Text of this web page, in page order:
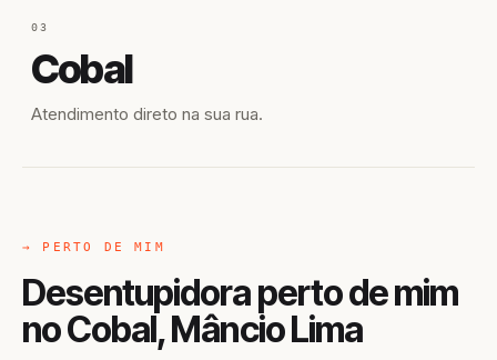
03
Cobal
Atendimento direto na sua rua.
→ PERTO DE MIM
Desentupidora perto de mim
no Cobal, Mâncio Lima